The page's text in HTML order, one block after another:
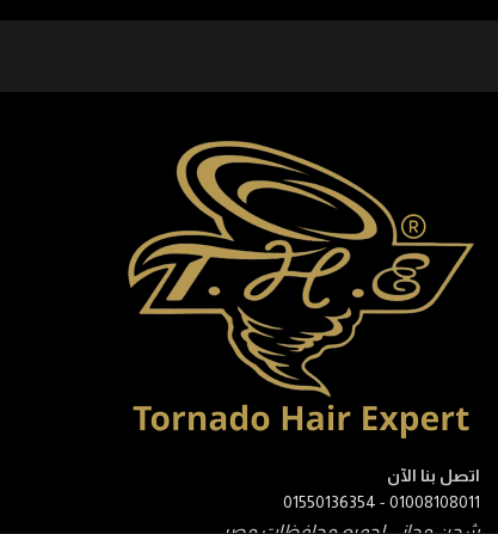
اتصل بنا الآن
01008108011
-
01550136354